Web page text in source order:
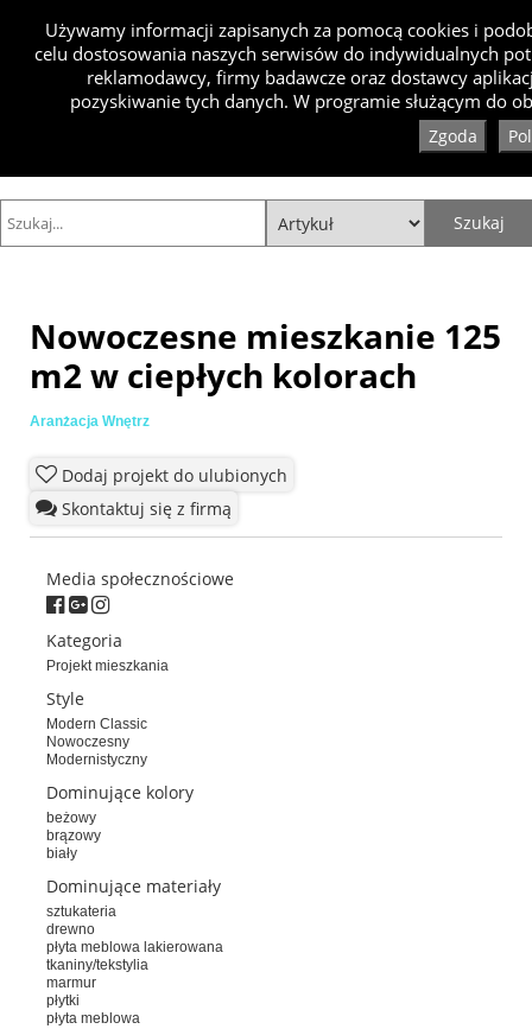
Nowoczesne mieszkanie 125
m2 w ciepłych kolorach
Aranżacja Wnętrz
Dodaj projekt do ulubionych
Skontaktuj się z firmą
Media społecznościowe
Kategoria
Projekt mieszkania
Style
Modern Classic
Nowoczesny
Modernistyczny
Dominujące kolory
beżowy
brązowy
biały
Dominujące materiały
sztukateria
drewno
płyta meblowa lakierowana
tkaniny/tekstylia
marmur
płytki
płyta meblowa
Używamy informacji zapisanych za pomocą cookies i
celu dostosowania naszych serwisów do indywidualnych
reklamodawcy, firmy badawcze oraz dostawcy
pozyskiwanie tych danych. W programie służącym do
Zgoda